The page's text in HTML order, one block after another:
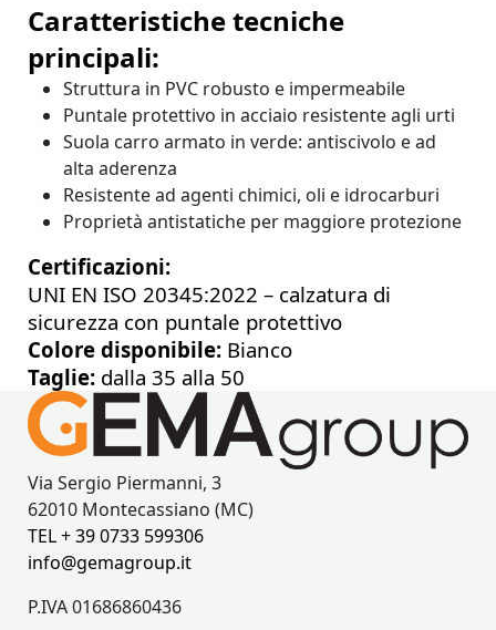
Caratteristiche tecniche
principali:
Struttura in PVC robusto e impermeabile
Puntale protettivo in acciaio resistente agli urti
Suola carro armato in verde: antiscivolo e ad
alta aderenza
Resistente ad agenti chimici, oli e idrocarburi
Proprietà antistatiche per maggiore protezione
Certificazioni:
UNI EN ISO 20345:2022 – calzatura di
sicurezza con puntale protettivo
Colore disponibile: Bianco
Taglie: dalla 35 alla 50
Via Sergio Piermanni, 3
62010 Montecassiano (MC)
TEL + 39 0733 599306
info@gemagroup.it
P.IVA 01686860436